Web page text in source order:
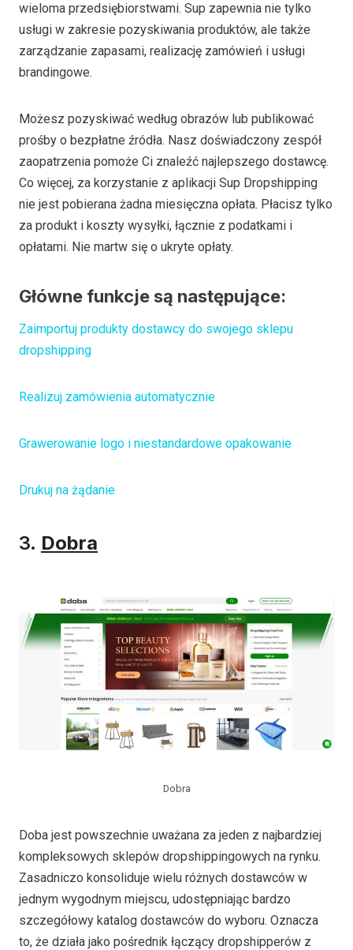
wieloma przedsiębiorstwami. Sup zapewnia nie tylko
usługi w zakresie pozyskiwania produktów, ale także
zarządzanie zapasami, realizację zamówień i usługi
brandingowe.
Możesz pozyskiwać według obrazów lub publikować
prośby o bezpłatne źródła. Nasz doświadczony zespół
zaopatrzenia pomoże Ci znaleźć najlepszego dostawcę.
Co więcej, za korzystanie z aplikacji Sup Dropshipping
nie jest pobierana żadna miesięczna opłata. Płacisz tylko
za produkt i koszty wysyłki, łącznie z podatkami i
opłatami. Nie martw się o ukryte opłaty.
Główne funkcje są następujące:
Zaimportuj produkty dostawcy do swojego sklepu
dropshipping
Realizuj zamówienia automatycznie
Grawerowanie logo i niestandardowe opakowanie
Drukuj na żądanie
3. Dobra
Dobra
Doba jest powszechnie uważana za jeden z najbardziej
kompleksowych sklepów dropshippingowych na rynku.
Zasadniczo konsoliduje wielu różnych dostawców w
jednym wygodnym miejscu, udostępniając bardzo
szczegółowy katalog dostawców do wyboru. Oznacza
to, że działa jako pośrednik łączący dropshipperów z